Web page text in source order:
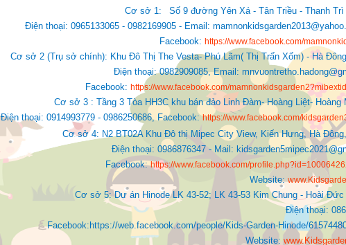
Cơ sở 1:
Số 9 đường Yên Xá - Tân Triều - Thanh Trì
Điện thoại: 0965133065 - 0982169905 - Email:
Facebook: https://www.facebook.com/
Cơ sở 2 (Trụ sở chính): Khu Đô Thị The Vesta- Phú Lãm( Thị Trấn Xốm) - Hà
Điện thoại: 0982909085,Email:
Facebook: https://www.facebook.com/
Cơ sở 3 : Tầng 3 Tòa HH3C khu bán đảo Linh Đàm- Hoàng Liệt- Hoàng
Điện thoại: 0914993779 - 0986250686, Facebook:https://www.facebook.com/
Cơ sở 4: N2 BT02A Khu Đô thị Mipec City View, Kiến Hưng, Hà
Điện thoại: 0986876347 - Mail:
Facebook:https://www.facebook.com/
Website:
Cơ sở 5: Dự án Hinode LK 43-52; LK 43-53 Kim Chung - Hoài Đức
Điện thoại:
Facebook:https://web.facebook.com/people/Kids-Garden-Hinode/
Website: